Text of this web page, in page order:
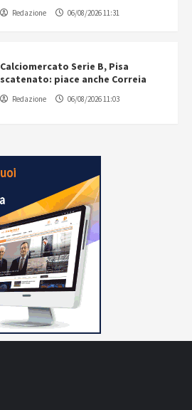
Redazione 06/08/2026 11:31
Calciomercato Serie B, Pisa
scatenato: piace anche Correia
Redazione 06/08/2026 11:03